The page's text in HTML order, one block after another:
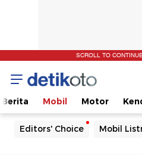
SCROLL TO
Berita Mobil Motor
Editors' Choice Mobil